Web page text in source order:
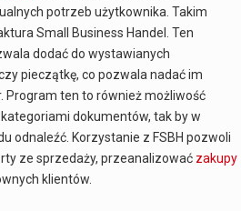
potrzeb użytkownika. Takim
Small Business Handel. Ten
dodać do wystawianych
pieczątkę, co pozwala nadać im
Program ten to również możliwość
dokumentów, tak by w
odnaleźć. Korzystanie z FSBH pozwoli
ze sprzedaży, przeanalizować zakupy
klientów.